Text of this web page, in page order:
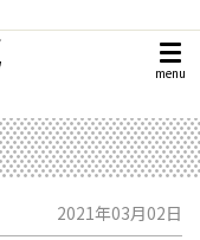
menu
2021年03月02日